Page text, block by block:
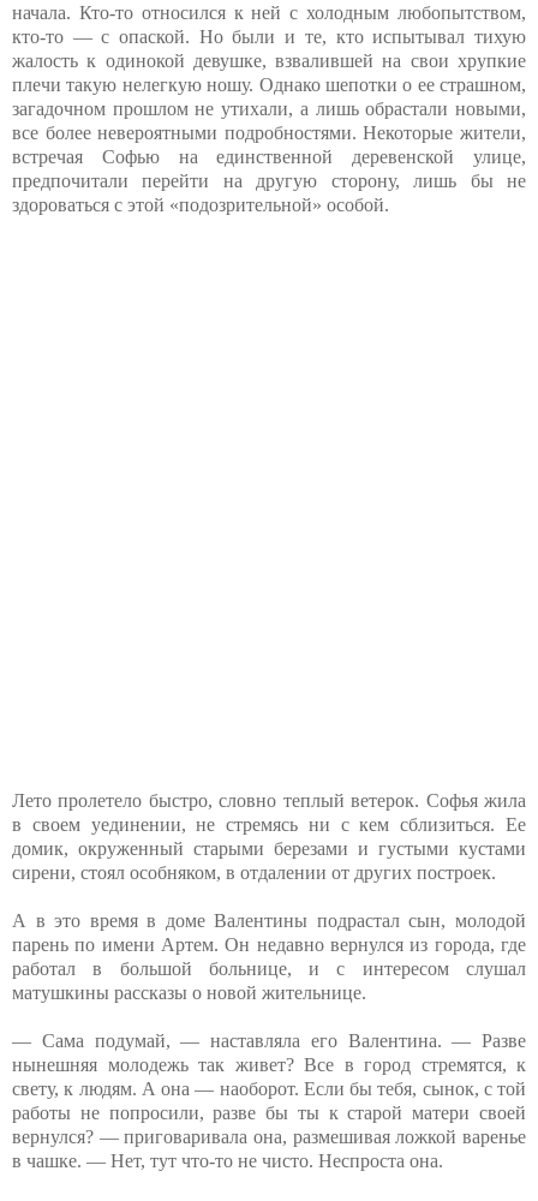
начала. Кто-то относился к ней с холодным любопытством,
кто-то — с опаской. Но были и те, кто испытывал тихую
жалость к одинокой девушке, взвалившей на свои хрупкие
плечи такую нелегкую ношу. Однако шепотки о ее страшном,
загадочном прошлом не утихали, а лишь обрастали новыми,
все более невероятными подробностями. Некоторые жители,
встречая Софью на единственной деревенской улице,
предпочитали перейти на другую сторону, лишь бы не
здороваться с этой «подозрительной» особой.
Лето пролетело быстро, словно теплый ветерок. Софья жила
в своем уединении, не стремясь ни с кем сблизиться. Ее
домик, окруженный старыми березами и густыми кустами
сирени, стоял особняком, в отдалении от других построек.
А в это время в доме Валентины подрастал сын, молодой
парень по имени Артем. Он недавно вернулся из города, где
работал в большой больнице, и с интересом слушал
матушкины рассказы о новой жительнице.
— Сама подумай, — наставляла его Валентина. — Разве
нынешняя молодежь так живет? Все в город стремятся, к
свету, к людям. А она — наоборот. Если бы тебя, сынок, с той
работы не попросили, разве бы ты к старой матери своей
вернулся? — приговаривала она, размешивая ложкой варенье
в чашке. — Нет, тут что-то не чисто. Неспроста она.